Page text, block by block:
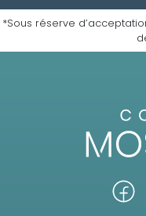
*Sous réserve